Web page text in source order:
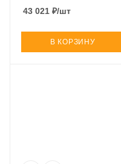
43 021 ₽/шт
В КОРЗИНУ